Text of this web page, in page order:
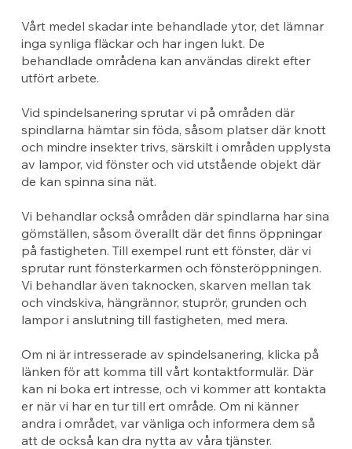
Vårt medel skadar inte behandlade ytor, det lämnar
inga synliga fläckar och har ingen lukt. De
behandlade områdena kan användas direkt efter
utfört arbete.
Vid spindelsanering sprutar vi på områden där
spindlarna hämtar sin föda, såsom platser där knott
och mindre insekter trivs, särskilt i områden upplysta
av lampor, vid fönster och vid utstående objekt där
de kan spinna sina nät.
Vi behandlar också områden där spindlarna har sina
gömställen, såsom överallt där det finns öppningar
på fastigheten. Till exempel runt ett fönster, där vi
sprutar runt fönsterkarmen och fönsteröppningen.
Vi behandlar även taknocken, skarven mellan tak
och vindskiva, hängrännor, stuprör, grunden och
lampor i anslutning till fastigheten, med mera.
Om ni är intresserade av spindelsanering, klicka på
länken för att komma till vårt kontaktformulär. Där
kan ni boka ert intresse, och vi kommer att kontakta
er när vi har en tur till ert område. Om ni känner
andra i området, var vänliga och informera dem så
att de också kan dra nytta av våra tjänster.